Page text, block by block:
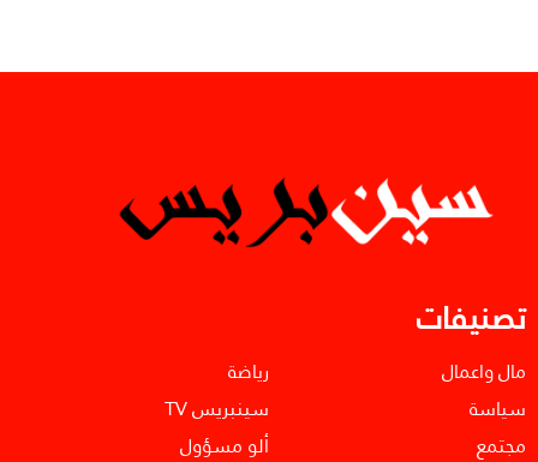
تصنيفات
مال واعمال
سياسة
مجتمع
رياضة
سينبريس TV
ألو مسؤول